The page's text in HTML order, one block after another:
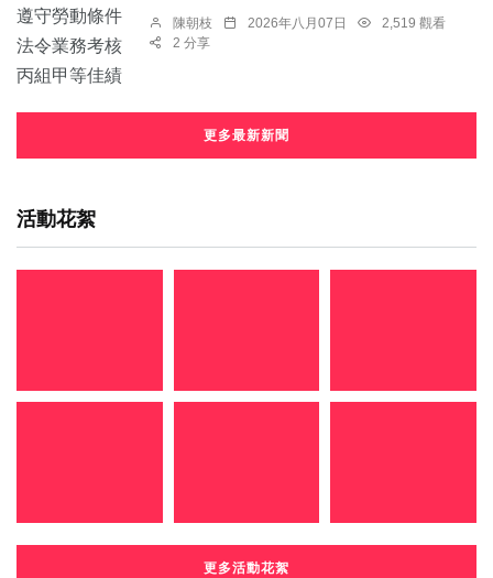
陳朝枝 2026年八月07日
2,519 觀看
2 分享
更多最新新聞
活動花絮
更多活動花絮